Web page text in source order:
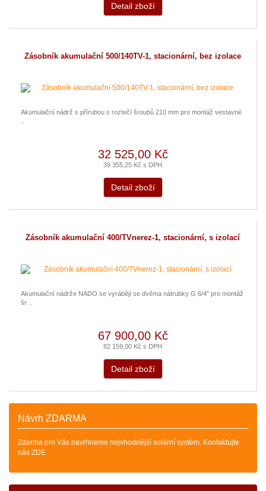
Detail zboží
Zásobník akumulační 500/140TV-1, stacionární, bez izolace
Akumulační nádrž s přírubou s roztečí šroubů 210 mm pro montáž vestavné
32 525,00 Kč
39 355,25 Kč s DPH
Detail zboží
Zásobník akumulační 400/TVnerez-1, stacionární, s izolací
Akumulační nádrže NADO se vyrábějí se dvěma nátrubky G 6/4" pro montáž
šr ..
67 900,00 Kč
82 159,00 Kč s DPH
Detail zboží
Návrh ZDARMA
Zdarma pro Vás navrhneme nejvhodnější solární systém. Kontaktujte
nás ZDE